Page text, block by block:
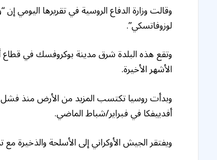
وقالت وزارة الدفاع الروسية في تقريرها
لوزوفاتسكي”.
وتقع هذه البلدة شرق مدينة بوكروفسك في
الأشهر الأخيرة.
أفدييفكا في فبراير/شباط الماضي.
ويفتقر الجيش الأوكراني إلى الأسلحة والذخيرة